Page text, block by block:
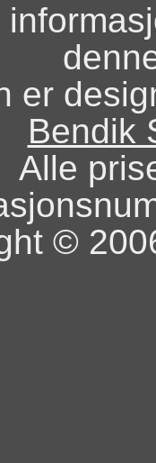
er
Bendik
Alle
©